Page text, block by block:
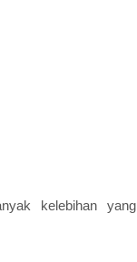
kelebihan yang